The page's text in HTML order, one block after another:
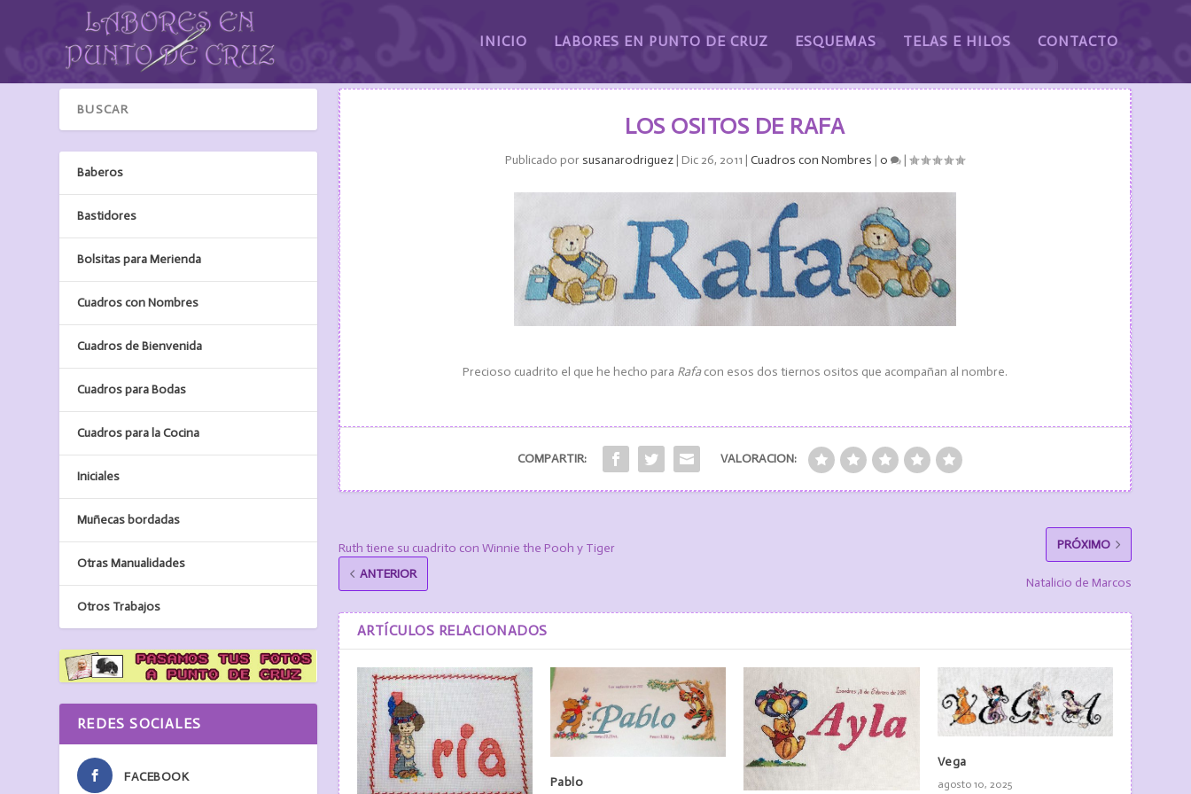
INICIO LABORES EN PUNTO DE CRUZ ESQUEMAS TELAS E HILOS CONTACTO
LOS OSITOS DE RAFA
Publicado por susanarodriguez |Dic 26, 2011 |Cuadros con Nombres |0 |
Precioso cuadrito el que he hecho para Rafacon esos dos tiernos ositos que acompañan al nombre.
COMPARTIR: VALORACION:
Ruth tiene su cuadrito con Winnie the Pooh y Tiger
ANTERIOR
PRÓXIMO
Natalicio de Marcos
ARTÍCULOS RELACIONADOS
Pablo
Vega
agosto 10, 2025
Baberos
Bastidores
Bolsitas para Merienda
Cuadros con Nombres
Cuadros de Bienvenida
Cuadros para Bodas
Cuadros para la Cocina
Iniciales
Muñecas bordadas
Otras Manualidades
Otros Trabajos
REDES SOCIALES
FACEBOOK